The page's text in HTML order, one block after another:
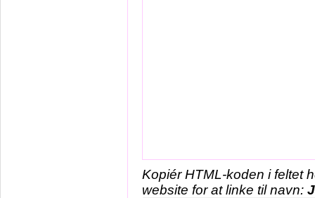
Kopiér HTML-koden i feltet
website for at linke til navn: